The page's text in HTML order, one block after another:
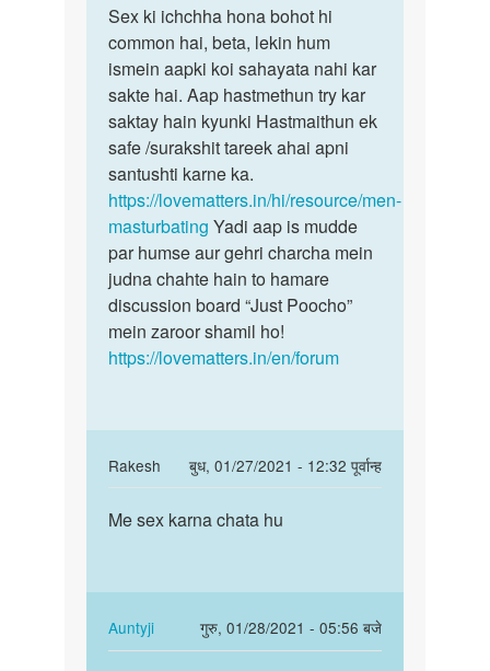
to
Me
sex
karna
chaha
ta
hu.
by
Mohd
younus
Sex
ki
ichchha
hona
bohot
hi…
Sex ki ichchha hona bohot hi
common hai, beta, lekin hum
ismein aapki koi sahayata nahi kar
sakte hai. Aap hastmethun try kar
saktay hain kyunki Hastmaithun ek
safe /surakshit tareek ahai apni
santushti karne ka.
https://lovematters.in/hi/resource/men-
masturbating Yadi aap is mudde
par humse aur gehri charcha mein
judna chahte hain to hamare
discussion board “Just Poocho”
mein zaroor shamil ho!
https://lovematters.in/en/forum
Rakesh
बुध, 01/27/2021 - 12:32 पूर्वान्ह
reply
to
ichchha
bohot
Me
chata
hu
Me sex karna chata hu
Auntyji
गुरु, 01/28/2021 - 05:56 बजे
In
reply